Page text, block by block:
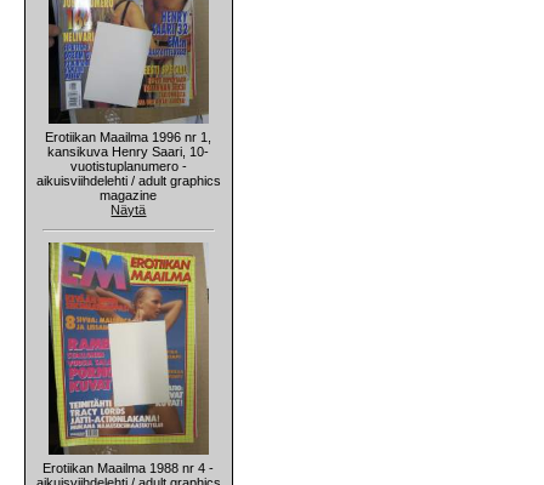
Erotiikan Maailma 1996 nr 1,
kansikuva Henry Saari, 10-
vuotistuplanumero -
aikuisviihdelehti / adult graphics
magazine
Näytä
Erotiikan Maailma 1988 nr 4 -